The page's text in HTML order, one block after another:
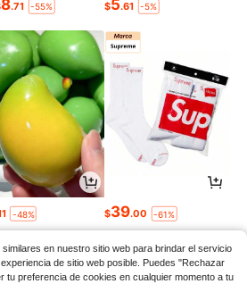
8.71 -55% $5.61 -5%
-48% $39.00 -61%
en nuestro sitio web para brindar el servicio
de sitio web posible. Puedes "Rechazar
tu preferencia de cookies en cualquier momento a tu